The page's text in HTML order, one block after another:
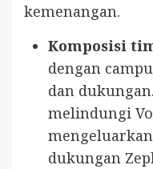
kemenangan.
Komposisi
dengan
dan
melindungi
dukungan